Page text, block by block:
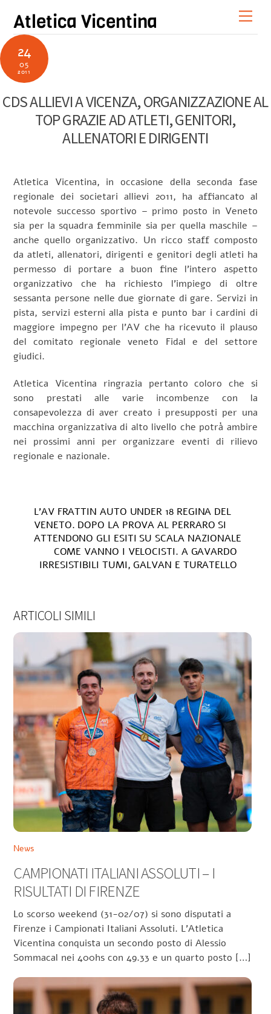
content
Atletica Vicentina
24
05
2011
CDS ALLIEVI A VICENZA, ORGANIZZAZIONE AL
TOP GRAZIE AD ATLETI, GENITORI,
ALLENATORI E DIRIGENTI
Atletica Vicentina, in occasione della seconda fase
regionale dei societari allievi 2011, ha affiancato al
notevole successo sportivo – primo posto in Veneto
sia per la squadra femminile sia per quella maschile –
anche quello organizzativo. Un ricco staff composto
da atleti, allenatori, dirigenti e genitori degli atleti ha
permesso di portare a buon fine l’intero aspetto
organizzativo che ha richiesto l’impiego di oltre
sessanta persone nelle due giornate di gare. Servizi in
pista, servizi esterni alla pista e punto bar i cardini di
maggiore impegno per l’AV che ha ricevuto il plauso
del comitato regionale veneto Fidal e del settore
giudici.
Atletica Vicentina ringrazia pertanto coloro che si
sono prestati alle varie incombenze con la
consapevolezza di aver creato i presupposti per una
macchina organizzativa di alto livello che potrà ambire
nei prossimi anni per organizzare eventi di rilievo
regionale e nazionale.
L’AV FRATTIN AUTO UNDER 18 REGINA DEL
VENETO. DOPO LA PROVA AL PERRARO SI
ATTENDONO GLI ESITI SU SCALA NAZIONALE
COME VANNO I VELOCISTI. A GAVARDO
IRRESISTIBILI TUMI, GALVAN E TURATELLO
ARTICOLI SIMILI
News
CAMPIONATI ITALIANI ASSOLUTI – I
RISULTATI DI FIRENZE
Lo scorso weekend (31-02/07) si sono disputati a
Firenze i Campionati Italiani Assoluti. L’Atletica
Vicentina conquista un secondo posto di Alessio
Sommacal nei 400hs con 49.33 e un quarto posto […]